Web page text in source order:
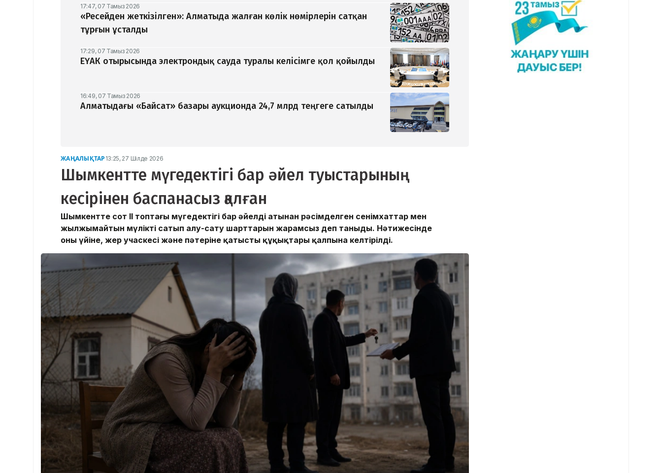
17:47, 07 Тамыз 2026
«Ресейден жеткізілген»: Алматыда жалған көлік нөмірлерін сатқан
тұрғын ұсталды
17:29, 07 Тамыз 2026
ЕҮАК отырысында электрондық сауда туралы келісімге қол қойылды
16:49, 07 Тамыз 2026
Алматыдағы «Байсат» базары аукционда 24,7 млрд теңгеге сатылды
ЖАҢАЛЫҚТАР 13:25, 27 Шілде 2026
Шымкентте мүгедектігі бар әйел туыстарының
кесірінен баспанасыз қалған
Шымкентте сот ІІ топтағы мүгедектігі бар әйелдің атынан рәсімделген сенімхаттар мен
жылжымайтын мүлікті сатып алу-сату шарттарын жарамсыз деп таныды. Нәтижесінде
оның үйіне, жер учаскесі және пәтеріне қатысты құқықтары қалпына келтірілді.